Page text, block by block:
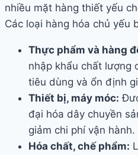
nhiều mặt hàng thiết yếu
Các loại hàng hóa chủ yếu
Thực phẩm và hàng
nhập khẩu chất lượng
tiêu dùng và ổn định
Thiết bị, máy móc:
đại hóa dây chuyền
giảm chi phí vận hành.
Hóa chất, chế phẩm: